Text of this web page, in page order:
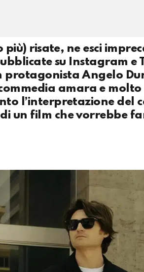
più) risate, ne esci
su Instagram e
protagonista Angelo
amara e
l’interpretazione del
un film che vorrebbe